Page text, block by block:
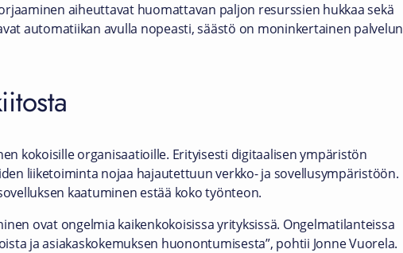
aiheuttavat huomattavan paljon resurssien hukkaa sekä
automatiikan avulla nopeasti, säästö on moninkertainen palvelun
kokoisille organisaatioille. Erityisesti digitaalisen ympäristön
liiketoiminta nojaa hajautettuun verkko- ja sovellusympäristöön.
kaatuminen estää koko työnteon.
ovat ongelmia kaikenkokoisissa yrityksissä. Ongelmatilanteissa
ja asiakaskokemuksen huonontumisesta”, pohtii Jonne Vuorela.